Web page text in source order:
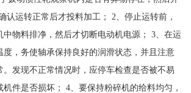
认运转正常后才投料加工； 2、停止运转前，
中物料排净，然后才切断电动机电源； 3、在运
度，务使轴承保持良好的润滑状态，并且注意
。发现不正常情况时，应停车检查是否被不易
件是否损坏； 4、要保持粉碎机的给料均匀，